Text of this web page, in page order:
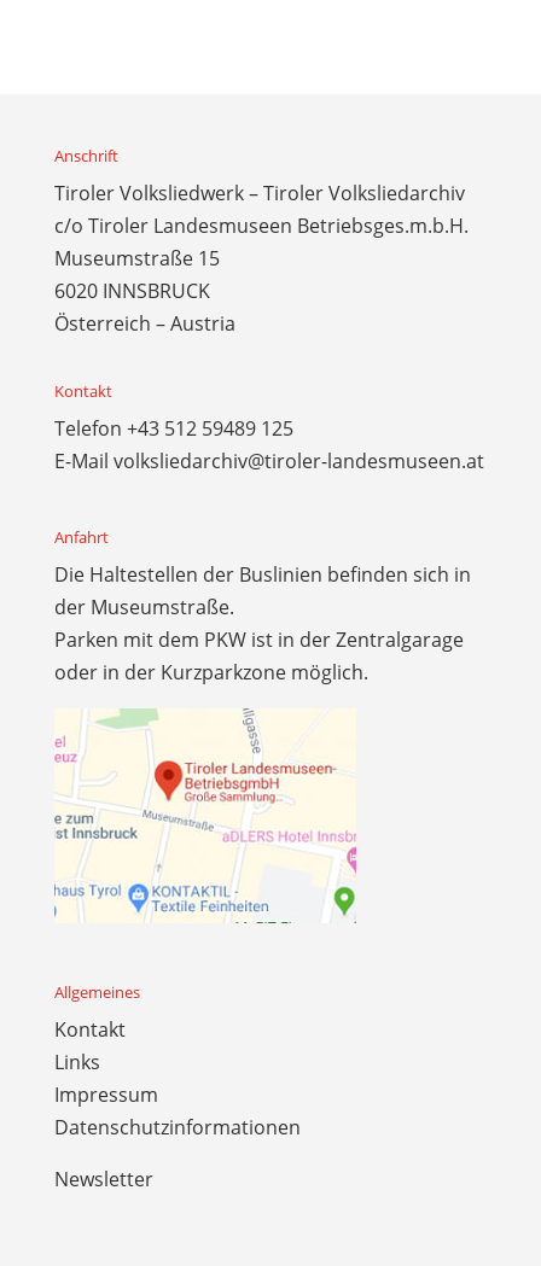
Anschrift
Tiroler Volksliedwerk – Tiroler Volksliedarchiv
c/o Tiroler Landesmuseen Betriebsges.m.b.H.
Museumstraße 15
6020 INNSBRUCK
Österreich – Austria
Kontakt
Telefon +43 512 59489 125
E-Mail volksliedarchiv@tiroler-landesmuseen.at
Anfahrt
Die Haltestellen der Buslinien befinden sich in
der Museumstraße.
Parken mit dem PKW ist in der Zentralgarage
oder in der Kurzparkzone möglich.
Allgemeines
Kontakt
Links
Impressum
Datenschutzinformationen
Newsletter